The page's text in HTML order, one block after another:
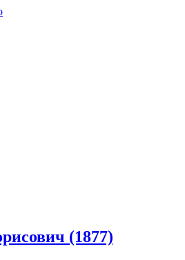
(1877)